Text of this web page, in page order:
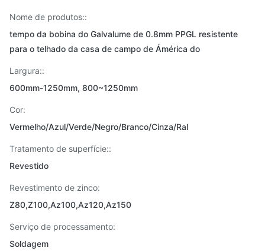
Nome de produtos::
tempo da bobina do Galvalume de 0.8mm PPGL resistente
para o telhado da casa de campo de Ámérica do
Largura::
600mm-1250mm, 800~1250mm
Cor:
Vermelho/Azul/Verde/Negro/Branco/Cinza/Ral
Tratamento de superfície::
Revestido
Revestimento de zinco:
Z80,Z100,Az100,Az120,Az150
Serviço de processamento:
Soldagem